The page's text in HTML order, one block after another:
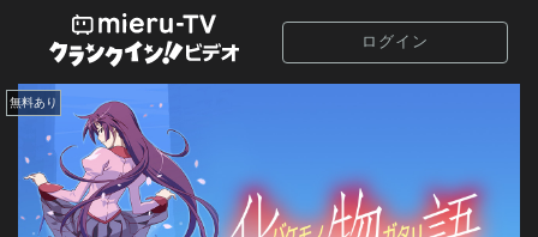
ログイン
無料あり